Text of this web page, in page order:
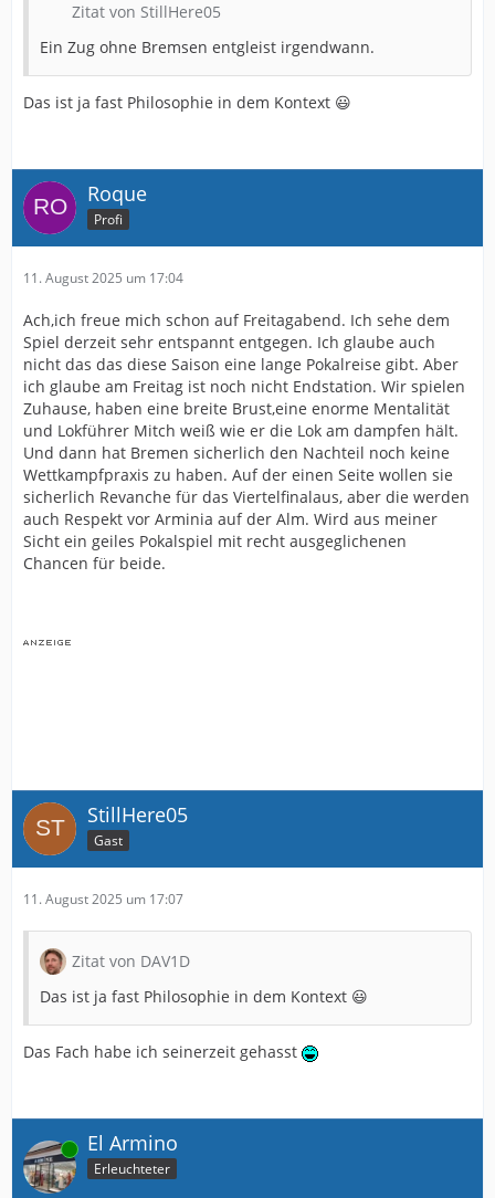
Zitat von StillHere05
Ein Zug ohne Bremsen entgleist irgendwann.
Das ist ja fast Philosophie in dem Kontext 😃
Roque
Profi
11. August 2025 um 17:04
Ach,ich freue mich schon auf Freitagabend. Ich sehe dem
Spiel derzeit sehr entspannt entgegen. Ich glaube auch
nicht das das diese Saison eine lange Pokalreise gibt. Aber
ich glaube am Freitag ist noch nicht Endstation. Wir spielen
Zuhause, haben eine breite Brust,eine enorme Mentalität
und Lokführer Mitch weiß wie er die Lok am dampfen hält.
Und dann hat Bremen sicherlich den Nachteil noch keine
Wettkampfpraxis zu haben. Auf der einen Seite wollen sie
sicherlich Revanche für das Viertelfinalaus, aber die werden
auch Respekt vor Arminia auf der Alm. Wird aus meiner
Sicht ein geiles Pokalspiel mit recht ausgeglichenen
Chancen für beide.
StillHere05
Gast
11. August 2025 um 17:07
Zitat von DAV1D
Das ist ja fast Philosophie in dem Kontext 😃
Das Fach habe ich seinerzeit gehasst
Online El Armino
Erleuchteter